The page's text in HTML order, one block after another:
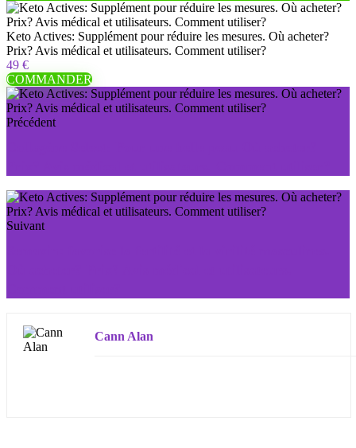
Keto Actives: Supplément pour réduire les mesures. Où acheter?
Prix? Avis médical et utilisateurs. Comment utiliser?
49 €
COMMANDER
Précédent
Suivant
Cann Alan